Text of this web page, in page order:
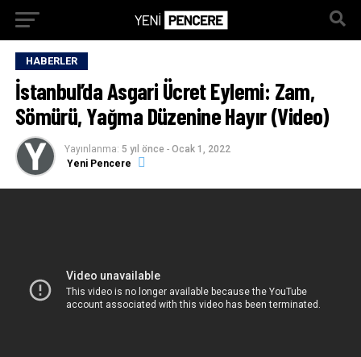
HABERLER
İstanbul’da Asgari Ücret Eylemi: Zam,
Sömürü, Yağma Düzenine Hayır (Video)
Yayınlanma: 5 yıl önce - Ocak 1, 2022
Yeni Pencere